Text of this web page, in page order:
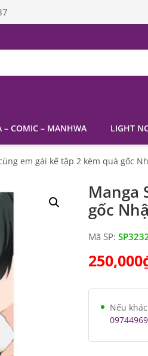
– COMIC – MANHWA LIGHT
em gái kế tập 2 kèm quà gốc
Manga
gốc
Mã SP:
250,000
Nếu